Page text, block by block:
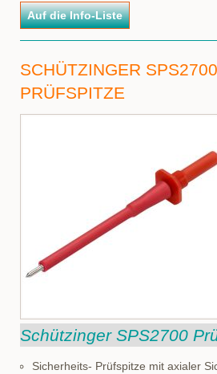
SCHÜTZINGER
PRÜFSPITZE
Schützinger SPS2700
Sicherheits- Prüfspitze mit axialer